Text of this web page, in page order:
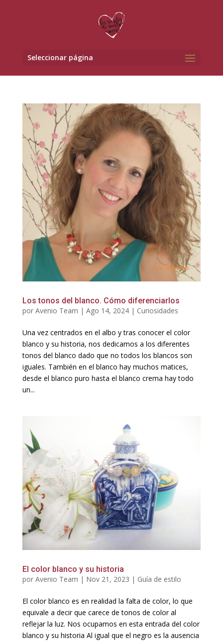
Seleccionar página
Los tonos del blanco. Cómo diferenciarlos
por Avenio Team | Ago 14, 2024| Curiosidades
Una vez centrados en el albo y tras conocer el color
blanco y su historia, nos dedicamos a los diferentes
tonos del blanco dado que no todos los blancos son
iguales. También en el blanco hay muchos matices,
desde el blanco puro hasta el blanco crema hay todo
un...
El color blanco y su historia
por Avenio Team | Nov 21, 2023 | Guía de estilo
El color blanco es en realidad la falta de color, lo que
equivale a decir que carece de tonos de color al
reflejar la luz. Nos ocupamos en esta entrada del color
blanco y su historia Al igual que el negro es la ausencia